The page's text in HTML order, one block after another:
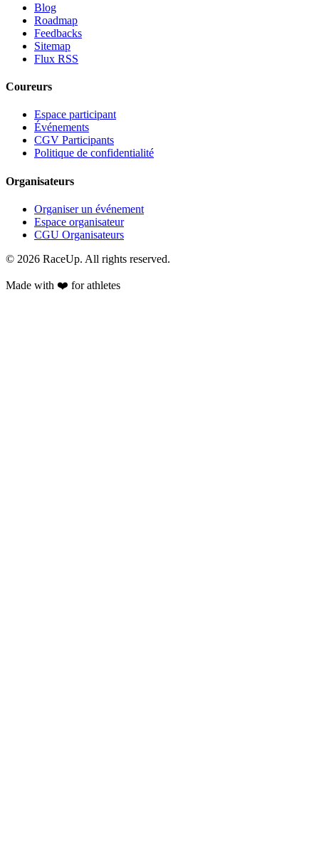
Blog
Roadmap
Feedbacks
Sitemap
Flux RSS
Coureurs
Espace participant
Événements
CGV Participants
Politique de confidentialité
Organisateurs
Organiser un événement
Espace organisateur
CGU Organisateurs
© 2026 RaceUp. All rights reserved.
Made with ❤️ for athletes